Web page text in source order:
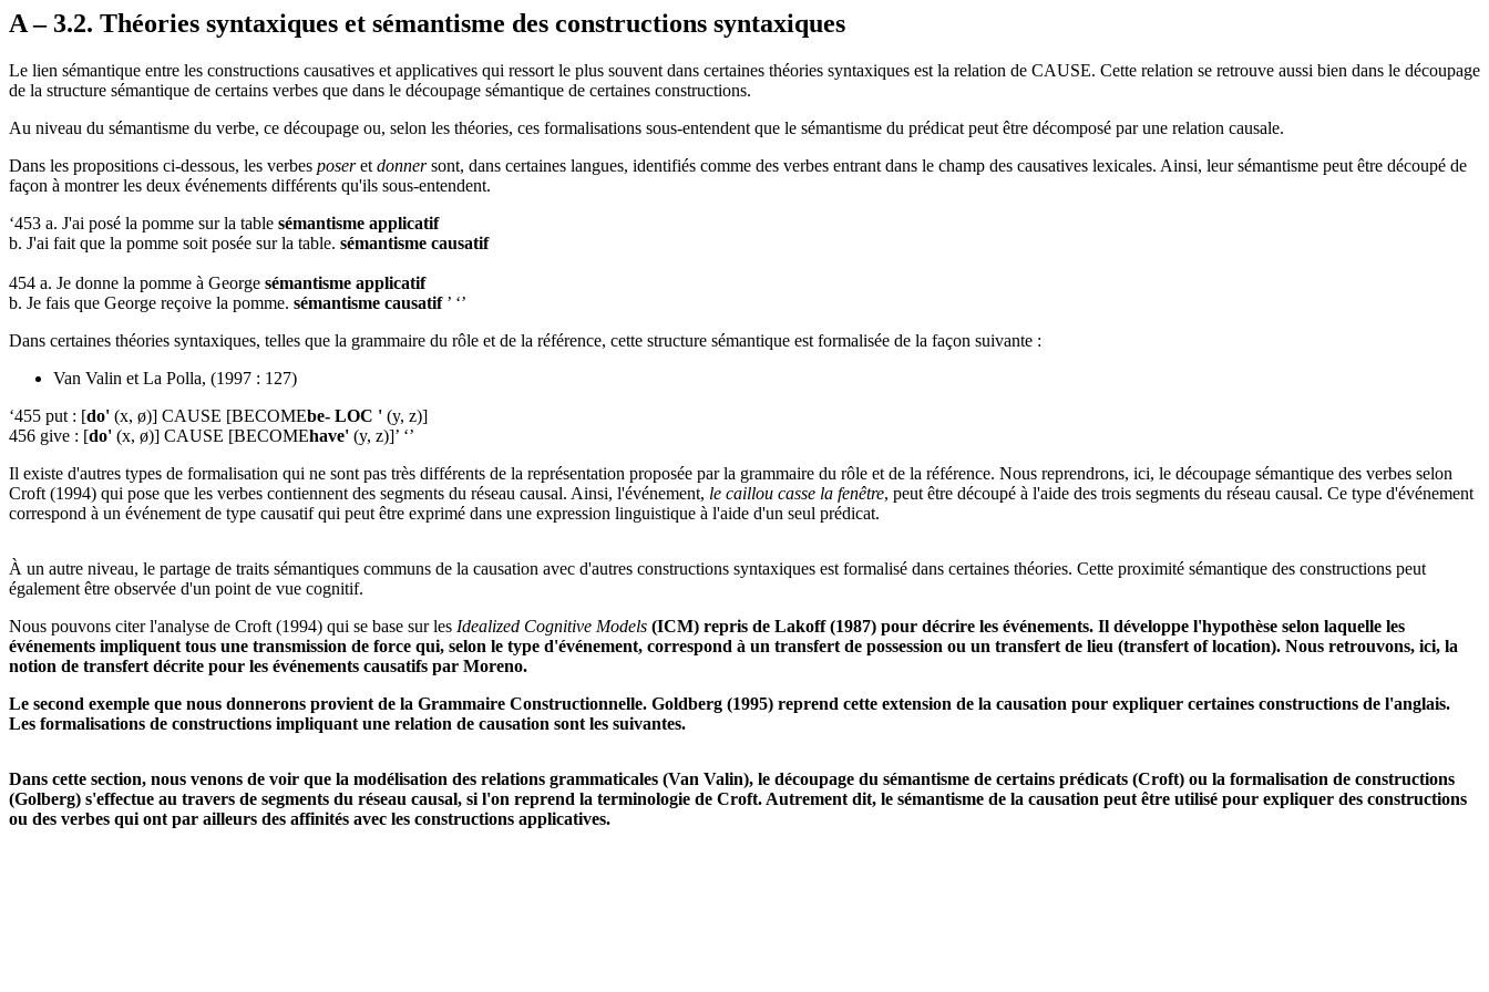
A – 3.2. Théories syntaxiques et sémantisme des constructions syntaxiques
Le lien sémantique entre les constructions causatives et applicatives qui ressort le plus souvent dans certaines théories syntaxiques est la relation de CAUSE. Cette relation se retrouve aussi bien dans le découpage
de la structure sémantique de certains verbes que dans le découpage sémantique de certaines constructions.
Au niveau du sémantisme du verbe, ce découpage ou, selon les théories, ces formalisations sous-entendent que le sémantisme du prédicat peut être décomposé par une relation causale.
Dans les propositions ci-dessous, les verbes poseret donnersont, dans certaines langues, identifiés comme des verbes entrant dans le champ des causatives lexicales. Ainsi, leur sémantisme peut être découpé de
façon à montrer les deux événements différents qu'ils sous-entendent.
‘453 a. J'ai posé la pomme sur la table sémantisme applicatif
b. J'ai fait que la pomme soit posée sur la table. sémantisme causatif
454 a. Je donne la pomme à George sémantisme applicatif
b. Je fais que George reçoive la pomme. sémantisme causatif’ ‘’
Dans certaines théories syntaxiques, telles que la grammaire du rôle et de la référence, cette structure sémantique est formalisée de la façon suivante :
Van Valin et La Polla, (1997 : 127)
‘455 put : [do' (x, ø)] CAUSE [BECOMEbe- LOC ' (y, z)]
456 give : [do' (x, ø)] CAUSE [BECOMEhave' (y, z)]’ ‘’
Il existe d'autres types de formalisation qui ne sont pas très différents de la représentation proposée par la grammaire du rôle et de la référence. Nous reprendrons, ici, le découpage sémantique des verbes selon
Croft (1994) qui pose que les verbes contiennent des segments du réseau causal. Ainsi, l'événement, le caillou casse la fenêtre, peut être découpé à l'aide des trois segments du réseau causal. Ce type d'événement
correspond à un événement de type causatif qui peut être exprimé dans une expression linguistique à l'aide d'un seul prédicat.
À un autre niveau, le partage de traits sémantiques communs de la causation avec d'autres constructions syntaxiques est formalisé dans certaines théories. Cette proximité sémantique des constructions peut
également être observée d'un point de vue cognitif.
Nous pouvons citer l'analyse de Croft (1994) qui se base sur les Idealized Cognitive Models (ICM) repris de Lakoff (1987) pour décrire les événements. Il développe l'hypothèse selon laquelle les
événements impliquent tous une transmission de force qui, selon le type d'événement, correspond à un transfert de possession ou un transfert de lieu (transfert of location). Nous retrouvons, ici, la
notion de transfert décrite pour les événements causatifs par Moreno.
Le second exemple que nous donnerons provient de la Grammaire Constructionnelle. Goldberg (1995) reprend cette extension de la causation pour expliquer certaines constructions de l'anglais.
Les formalisations de constructions impliquant une relation de causation sont les suivantes.
Dans cette section, nous venons de voir que la modélisation des relations grammaticales (Van Valin), le découpage du sémantisme de certains prédicats (Croft) ou la formalisation de constructions
(Golberg) s'effectue au travers de segments du réseau causal, si l'on reprend la terminologie de Croft. Autrement dit, le sémantisme de la causation peut être utilisé pour expliquer des constructions
ou des verbes qui ont par ailleurs des affinités avec les constructions applicatives.